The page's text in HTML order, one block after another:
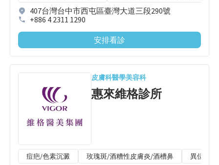
407台灣台中市西屯區臺灣大道三段290號
+886 4 2311 1290
安排看診
皮膚科醫學美容科
惠來維格診所
痘疤/色素沉澱 玫瑰斑/酒糟性皮膚炎/酒槽鼻 異位性